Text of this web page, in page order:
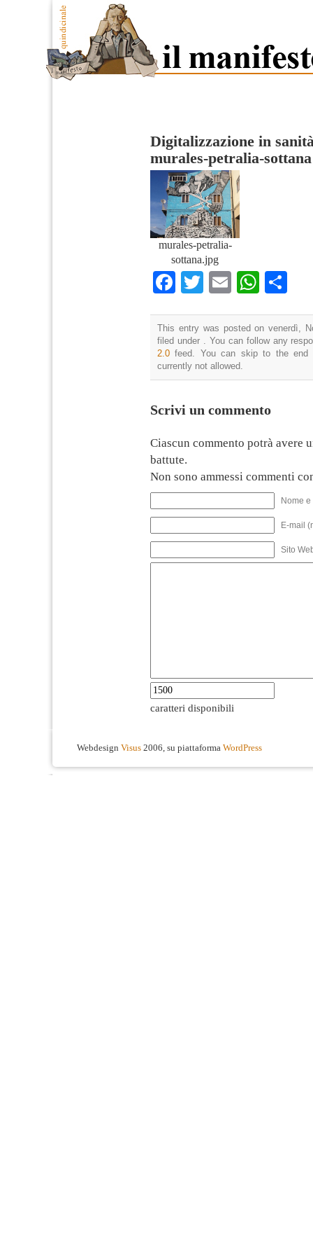
Digitalizzazione in
murales-petralia-sottana
murales-petralia-
sottana.jpg
Facebook
TwitterEmail
This entry was posted on venerdì,
filed under . You can follow any
2.0 feed. You can skip to the end
currently not allowed.
Scrivi un commento
Ciascun commento potrà avere
battute.
Non sono ammessi commenti
Nome
E-mail
Sito
caratteri disponibili
Webdesign Visus 2006, su piattaforma WordPress